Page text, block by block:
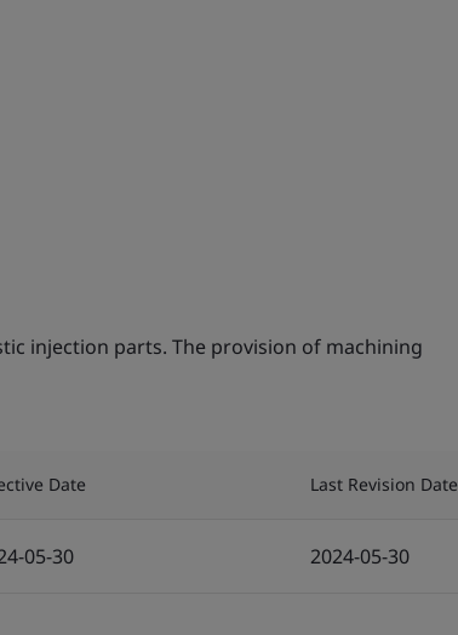
injection parts. The provision of machining
Date Last Revision Date
05-30 2024-05-30